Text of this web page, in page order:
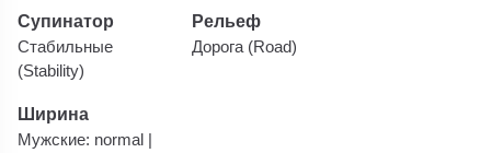
Супинатор
Стабильные
(Stability)
Рельеф
Дорога (Road)
Ширина
Мужские: normal |